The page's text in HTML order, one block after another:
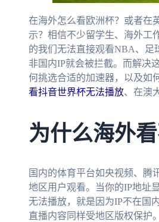
在海外怎么看欧洲杯？或者在
示？相信不少留学生、海外
的我们无法直接观看NBA、足
非国内IP就会被拦截。而解决
何挑选合适的加速器，以及如
看抖音世界杯无法播放、在澳
为什么海外
国内的体育平台如央视频、腾
地区用户观看。当你的IP地址
无法播放，就是因为IP不在国
直播内容同样受地区版权保护